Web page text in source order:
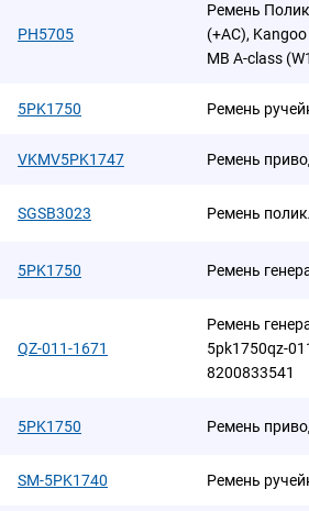
PH5705
Ремень
(+AC),
MB A-class
5PK1750 Ремень
VKMV5PK1747 Ремень
SGSB3023 Ремень
5PK1750 Ремень
QZ-011-1671
Ремень
5pk1750qz-
8200833541
5PK1750 Ремень
SM-5PK1740 Ремень